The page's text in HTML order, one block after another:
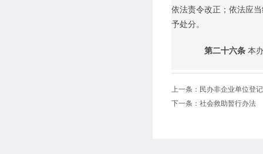
依法责令改正；依法应
予处分。
第二十六条 本
上一条： 民办非企业单位登
下一条： 社会救助暂行办法